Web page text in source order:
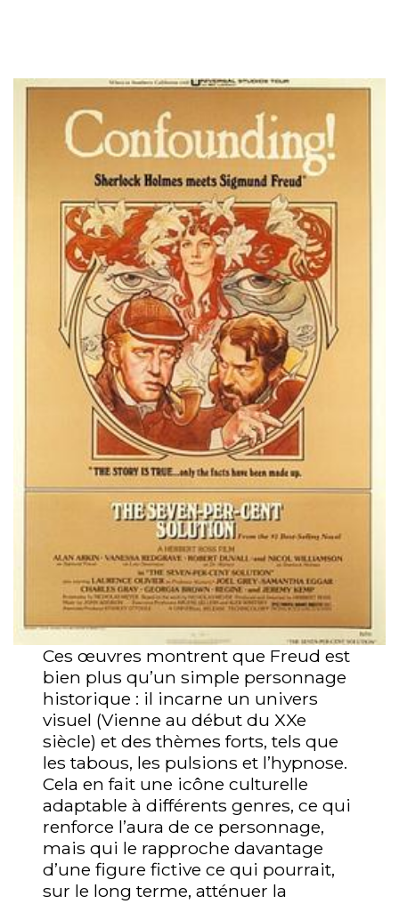
Ces œuvres montrent que Freud est
bien plus qu’un simple personnage
historique : il incarne un univers
visuel (Vienne au début du XXe
siècle) et des thèmes forts, tels que
les tabous, les pulsions et l’hypnose.
Cela en fait une icône culturelle
adaptable à différents genres, ce qui
renforce l’aura de ce personnage,
mais qui le rapproche davantage
d’une figure fictive ce qui pourrait,
sur le long terme, atténuer la